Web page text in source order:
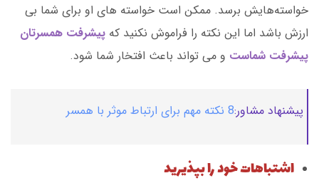
خواسته‌هایش برسد. ممکن است خواسته های او برای شما بی
ارزش باشد اما این نکته را فراموش نکنید که پیشرفت همسرتان
پیشرفت شماست و می تواند باعث افتخار شما شود.
پیشنهاد مشاور:8 نکته مهم برای ارتباط موثر با همسر
اشتباهات خود را بپذیرید